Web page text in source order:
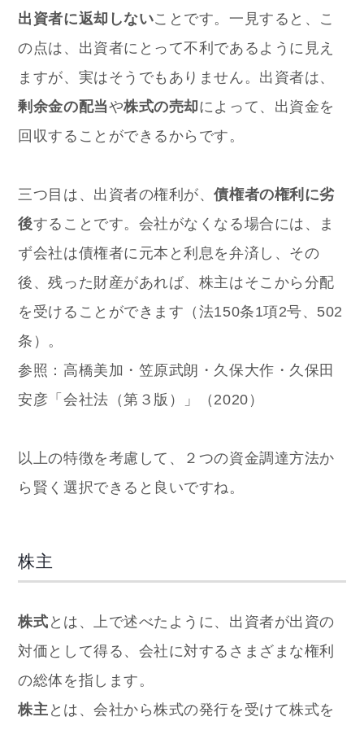
出資者に返却しないことです。一見すると、こ
の点は、出資者にとって不利であるように見え
ますが、実はそうでもありません。出資者は、
剰余金の配当や株式の売却によって、出資金を
回収することができるからです。
三つ目は、出資者の権利が、債権者の権利に劣
後することです。会社がなくなる場合には、ま
ず会社は債権者に元本と利息を弁済し、その
後、残った財産があれば、株主はそこから分配
を受けることができます（法150条1項2号、502
条）。
参照：高橋美加・笠原武朗・久保大作・久保田
安彦「会社法（第３版）」（2020）
以上の特徴を考慮して、２つの資金調達方法か
ら賢く選択できると良いですね。
株主
株式 とは、上で述べたように、出資者が出資の
対価として得る、会社に対するさまざまな権利
の総体を指します。
株主 とは、会社から株式の発行を受けて株式を